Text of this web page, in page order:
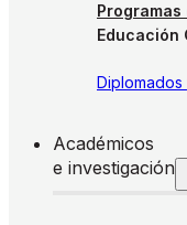
Programas
Educación
Diplomados
Académicos
e investigación